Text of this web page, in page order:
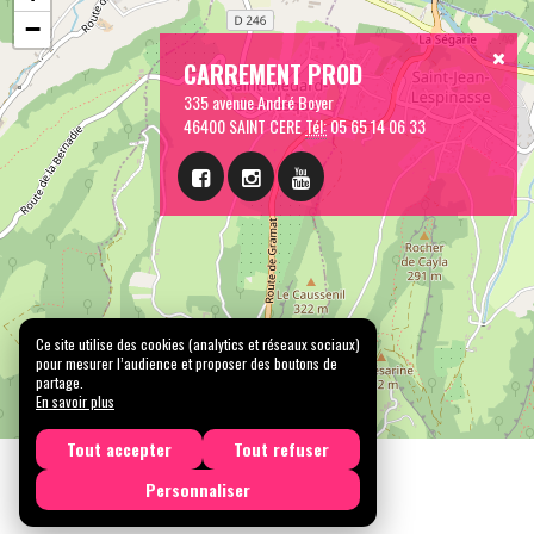
CARREMENT PROD
335 avenue André Boyer
46400 SAINT CERETél:05 65 14 06 33
−
Ce site utilise des cookies (analytics et réseaux sociaux)
pour mesurer l’audience et proposer des boutons de
partage.
En savoir plus
Tout accepter
Tout refuser
Personnaliser